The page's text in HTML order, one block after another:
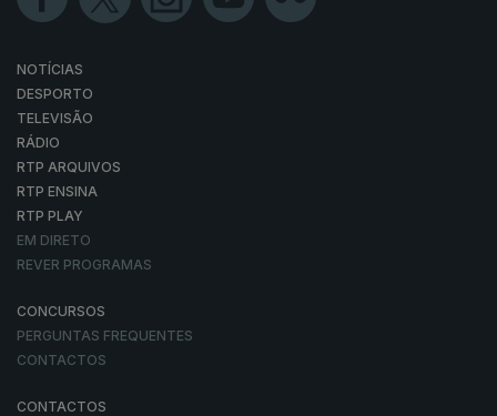
NOTÍCIAS
DESPORTO
TELEVISÃO
RÁDIO
RTP ARQUIVOS
RTP ENSINA
RTP PLAY
EM DIRETO
REVER PROGRAMAS
CONCURSOS
PERGUNTAS FREQUENTES
CONTACTOS
CONTACTOS